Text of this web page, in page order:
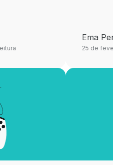
Ema
25 de